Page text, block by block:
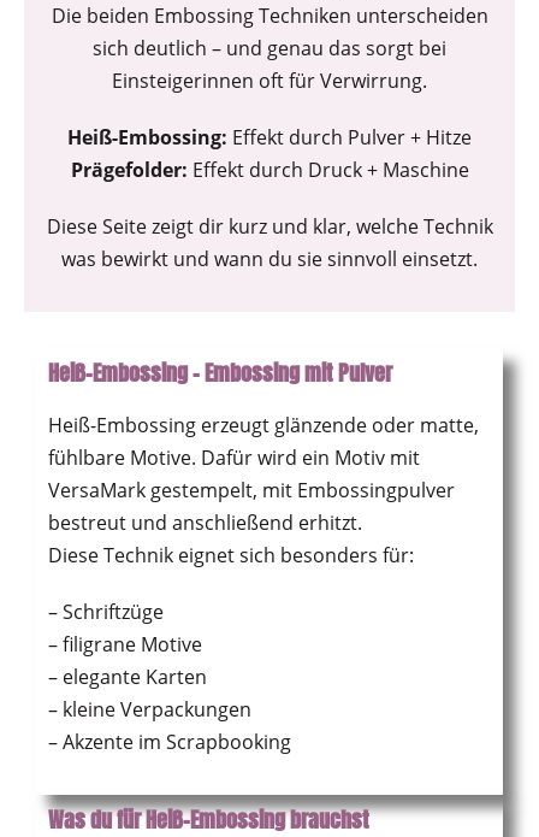
Die beiden Embossing Techniken unterscheiden
sich deutlich – und genau das sorgt bei
Einsteigerinnen oft für Verwirrung.
Heiß-Embossing: Effekt durch Pulver + Hitze
Prägefolder: Effekt durch Druck + Maschine
Diese Seite zeigt dir kurz und klar, welche Technik
was bewirkt und wann du sie sinnvoll einsetzt.
Heiß-Embossing – Embossing mit Pulver
Heiß-Embossing erzeugt glänzende oder matte,
fühlbare Motive. Dafür wird ein Motiv mit
VersaMark gestempelt, mit Embossingpulver
bestreut und anschließend erhitzt.
Diese Technik eignet sich besonders für:
– Schriftzüge
– filigrane Motive
– elegante Karten
– kleine Verpackungen
– Akzente im Scrapbooking
Was du für Heiß-Embossing brauchst